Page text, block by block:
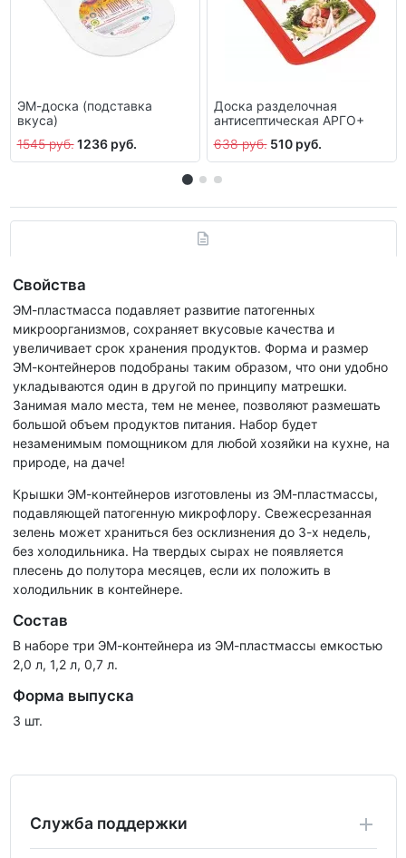
ЭМ-доска (подставка
вкуса)
1545 руб. 1236 руб.
Доска разделочная
антисептическая АРГО+
638 руб. 510 руб.
Свойства
ЭМ-пластмасса подавляет развитие патогенных
микроорганизмов, сохраняет вкусовые качества и
увеличивает срок хранения продуктов. Форма и размер
ЭМ-контейнеров подобраны таким образом, что они удобно
укладываются один в другой по принципу матрешки.
Занимая мало места, тем не менее, позволяют размешать
большой объем продуктов питания. Набор будет
незаменимым помощником для любой хозяйки на кухне, на
природе, на даче!
Крышки ЭМ-контейнеров изготовлены из ЭМ-пластмассы,
подавляющей патогенную микрофлору. Свежесрезанная
зелень может храниться без осклизнения до 3-х недель,
без холодильника. На твердых сырах не появляется
плесень до полутора месяцев, если их положить в
холодильник в контейнере.
Состав
В наборе три ЭМ-контейнера из ЭМ-пластмассы емкостью
2,0 л, 1,2 л, 0,7 л.
Форма выпуска
3 шт.
Служба поддержки